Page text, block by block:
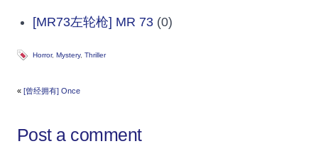
[MR73左轮枪] MR 73 (0)
Horror, Mystery, Thriller
« [曾经拥有] Once
Post a comment